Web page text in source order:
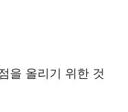
을 올리기 위한 것